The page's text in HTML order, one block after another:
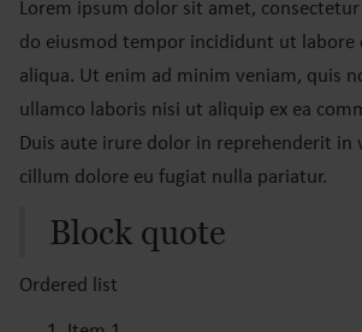
Lorem ipsum dolor sit amet,
do eiusmod tempor incididunt ut labore
aliqua. Ut enim ad minim veniam, quis
ullamco laboris nisi ut aliquip ex ea
Duis aute irure dolor in reprehenderit in
cillum dolore eu fugiat nulla pariatur.
Block quote
Ordered list